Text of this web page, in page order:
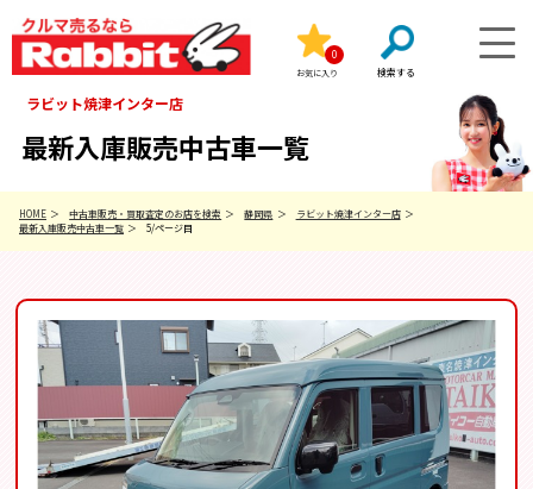
お気に入り
0
ラビット焼津インター店
最新入庫販売中古車一覧
HOME 中古車販売・買取査定のお店を検索 静岡県
ラビット焼津インター店
最新入庫販売中古車一覧
5/ページ目